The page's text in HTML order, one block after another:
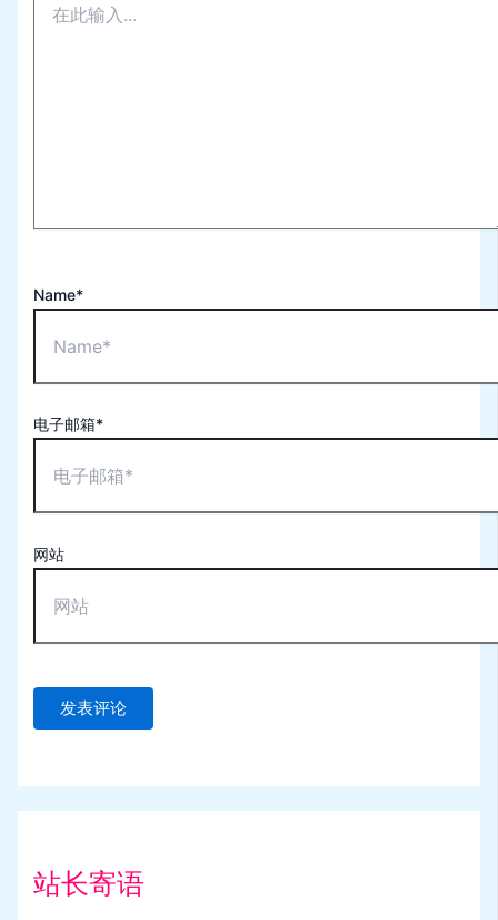
Name*
电子邮箱*
网站
站长寄语